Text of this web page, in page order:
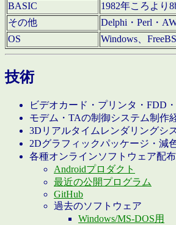
BASIC
1982年ころより
その他
Delphi・Perl・
OS
Windows、
技術
ビデオカード・プリンタ・FDD
モデム・TAの制御システム制作
3Dリアルタイムレンダリングシ
2Dグラフィックパッケージ・減
各種オンラインソフトウェア配布
Androidプロダクト
最近の公開プログラム
GitHub
過去のソフトウェア
Windows/MS-DOS用